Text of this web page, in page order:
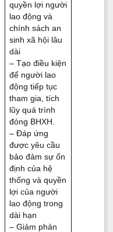
quyền lợi người
lao động và
chính sách an
sinh xã hội lâu
dài
– Tạo điều kiện
để người lao
động tiếp tục
tham gia, tích
lũy quá trình
đóng BHXH.
– Đáp ứng
được yêu cầu
bảo đảm sự ổn
định của hệ
thống và quyền
lợi của người
lao động trong
dài hạn
– Giảm phản